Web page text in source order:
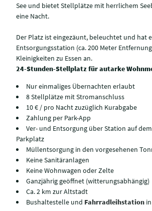
See und bietet Stellplätze mit herrlichem
eine Nacht.
Der Platz ist eingezäunt, beleuchtet und hat
Entsorgungsstation (ca. 200 Meter
Kleinigkeiten zu Essen an.
24-Stunden-Stellplatz für autarke
Nur einmaliges Übernachten erlaubt
8 Stellplätze mit Stromanschluss
10 € / pro Nacht zuzüglich Kurabgabe
Zahlung per Park-App
Ver- und Entsorgung über Station auf
Parkplatz
Müllentsorgung in den vorgesehenen
Keine Sanitäranlagen
Keine Wohnwagen oder Zelte
Ganzjährig geöffnet (witterungsabhängig)
Ca. 2 km zur Altstadt
Bushaltestelle und Fahrradleihstation